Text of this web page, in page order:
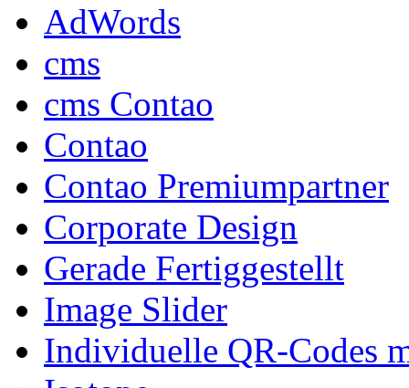
AdWords
cms
cms Contao
Contao
Contao Premiumpartner
Corporate Design
Gerade Fertiggestellt
Image Slider
Individuelle QR-Codes